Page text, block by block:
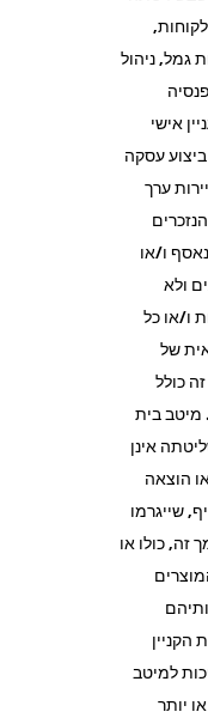
גמל, ניהול
אישי
עסקה
ערך
ו/או
ולא
ו/או כל
של
כולל
מיטב בית
אינן
הוצאה
שייגרמו
כולו או
הקניין
למיטב
יותר